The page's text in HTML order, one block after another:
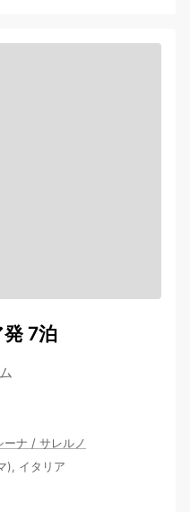
7泊
ーナ / サレルノ
), イタリア